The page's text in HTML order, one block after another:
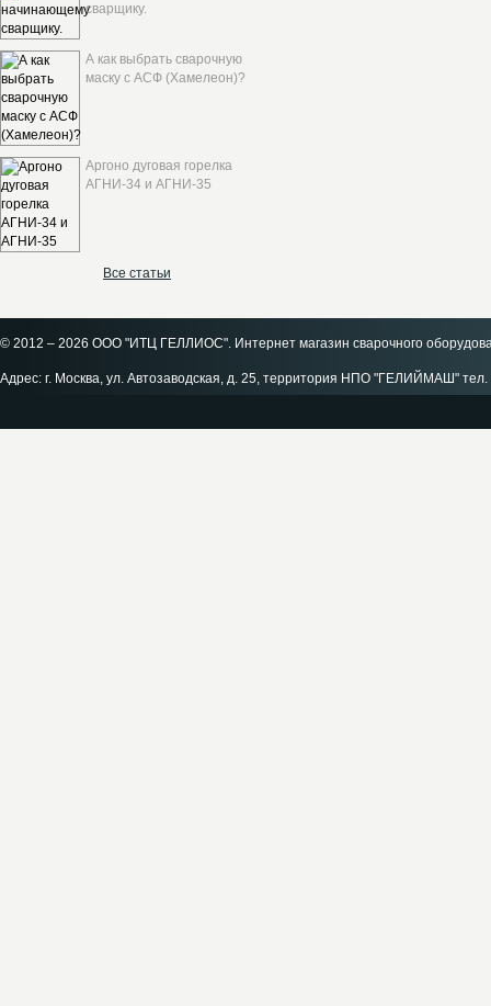
сварщику.
А как выбрать сварочную
маску с АСФ (Хамелеон)?
Аргоно дуговая горелка
АГНИ-34 и АГНИ-35
Все статьи
© 2012 – 2026 ООО "ИТЦ ГЕЛЛИОС". Интернет магазин сварочного
Адрес: г. Москва, ул. Автозаводская, д. 25, территория НПО "ГЕЛИЙМАШ"